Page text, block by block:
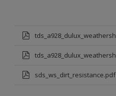
sds_ws_dirt_resistance.pdf